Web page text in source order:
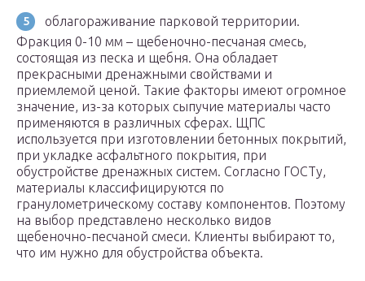
облагораживание парковой территории.
Фракция 0-10 мм – щебеночно-песчаная смесь,
состоящая из песка и щебня. Она обладает
прекрасными дренажными свойствами и
приемлемой ценой. Такие факторы имеют огромное
значение, из-за которых сыпучие материалы часто
применяются в различных сферах. ЩПС
используется при изготовлении бетонных покрытий,
при укладке асфальтного покрытия, при
обустройстве дренажных систем. Согласно ГОСТу,
материалы классифицируются по
гранулометрическому составу компонентов. Поэтому
на выбор представлено несколько видов
щебеночно-песчаной смеси. Клиенты выбирают то,
что им нужно для обустройства объекта.